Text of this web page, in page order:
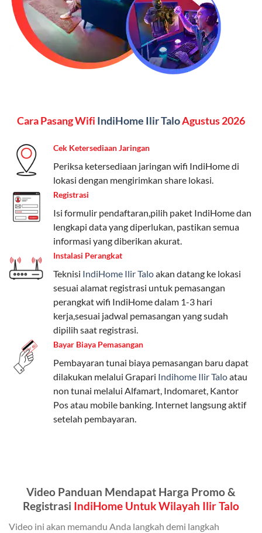
menginginkan internet, komunikasi, dan hiburan
(streaming & TV) dalam satu paket.
Paket Dynamic IP
keluarga, nelpon & SMS semua operator, dan akses
Kelebihan:
Cocok untuk pengguna yang membutuhkan
koneksi internet cepat dan stabil dengan fleksibilitas
kuota. Pilihan harga bervariasi sesuai kebutuhan.
Telkomsel One menyediakan pilihan paket yang
beragam, mulai dari paket hemat hingga premium.
Pengguna bisa memilih sesuai kebutuhan, baik untuk
internet, komunikasi, atau hiburan.
Paket Easy cocok untuk kebutuhan dasar, Paket
Complete untuk yang menginginkan fitur lengkap,
dan Paket Dynamic IP untuk pengguna yang
memprioritaskan kecepatan internet tinggi.
Paket Telkomsel One dengan Kuota Keluarga
Salah satu fitur unggulan Telkomsel One adalah Paket
Kuota Keluarga. Dengan kuota hingga 30 GB, Anda
bisa membagikan internet kepada anggota keluarga
atau teman tanpa perlu khawatir kehabisan kuota.
Admin (pelanggan utama) dan anggota yang terdaftar.
Cara Pasang Wifi IndiHome Ilir TaloAgustus 2026
Cek Ketersediaan Jaringan
Periksa ketersediaan jaringan wifi IndiHome di
lokasi dengan mengirimkan share lokasi.
Registrasi
Isi formulir pendaftaran,pilih paket IndiHome dan
lengkapi data yang diperlukan, pastikan semua
informasi yang diberikan akurat.
Instalasi Perangkat
Teknisi IndiHome Ilir Taloakan datang ke lokasi
sesuai alamat registrasi untuk pemasangan
perangkat wifi IndiHome dalam 1-3 hari
kerja,sesuai jadwal pemasangan yang sudah
dipilih saat registrasi.
Bayar Biaya Pemasangan
Pembayaran tunai biaya pemasangan baru dapat
dilakukan melalui Grapari Indihome Ilir Taloatau
non tunai melalui Alfamart, Indomaret, Kantor
Pos atau mobile banking. Internet langsung aktif
setelah pembayaran.
Video Panduan Mendapat Harga Promo &
Registrasi IndiHome Untuk Wilayah Ilir Talo
Video ini akan memandu Anda langkah demi langkah